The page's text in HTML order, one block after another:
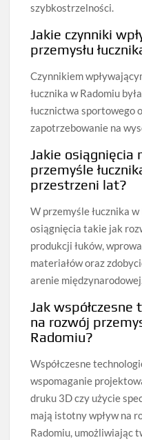
szybkostrzelności.
Jakie czynniki
przemysłu
Czynnikiem
łucznika w Radomiu
łucznictwa sportowego
zapotrzebowanie na
Jakie osiągnięcia
przemyśle
przestrzeni lat?
W przemyśle łucznika
osiągnięcia takie jak
produkcji łuków,
materiałów oraz
arenie
Jak współczesne
na rozwój
Radomiu?
Współczesne
wspomaganie
druku 3D czy użycie
mają istotny wpływ na
Radomiu, umożliwiając